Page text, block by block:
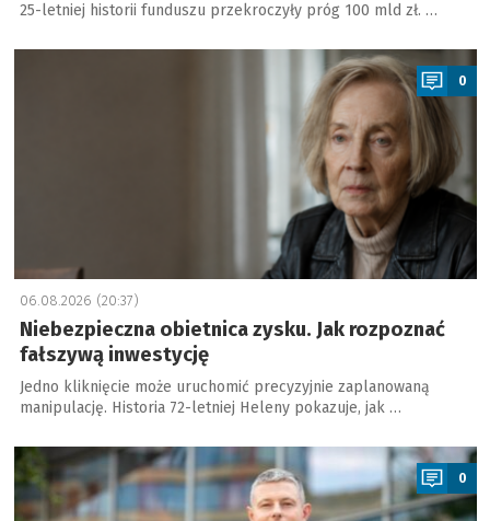
25-letniej historii funduszu przekroczyły próg 100 mld zł. …
a
0
06.08.2026 (20:37)
Niebezpieczna obietnica zysku. Jak rozpoznać
fałszywą inwestycję
Jedno kliknięcie może uruchomić precyzyjnie zaplanowaną
manipulację. Historia 72-letniej Heleny pokazuje, jak …
a
0